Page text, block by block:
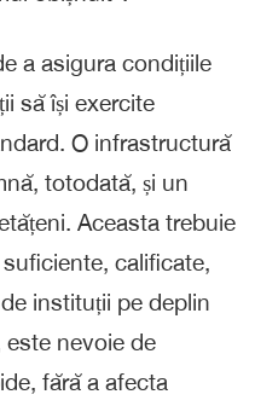
a asigura condițiile
să își exercite
O infrastructură
totodată, și un
Aceasta trebuie
calificate,
instituții pe deplin
este nevoie de
fără a afecta